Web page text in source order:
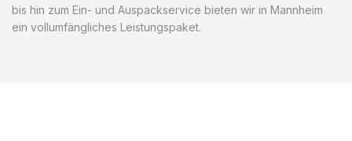
bis hin zum Ein- und Auspackservice bieten wir in Mannheim
ein vollumfängliches Leistungspaket.